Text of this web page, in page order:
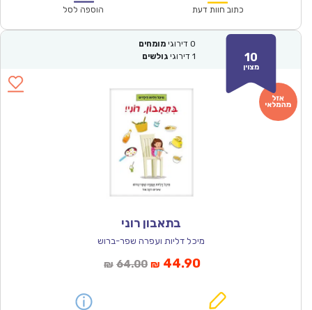
₪61.00.
כתוב חוות דעת הוספה לסל
10
מצוין
0 דירוגי מומחים
1 דירוגי גולשים
בתאבון רוני
מיכל דליות ועפרה שפר-ברוש
₪ 64.00המחיר
₪ 44.90המחיר
הוא: